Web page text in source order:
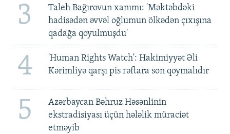
3
Taleh Bağırovun xanımı: 'Məktəbdəki
hadisədən əvvəl oğlumun ölkədən çıxışına
qadağa qoyulmuşdu'
4
'Human Rights Watch': Hakimiyyət Əli
Kərimliyə qarşı pis rəftara son qoymalıdır
5
Azərbaycan Bəhruz Həsənlinin
ekstradisiyası üçün hələlik müraciət
etməyib